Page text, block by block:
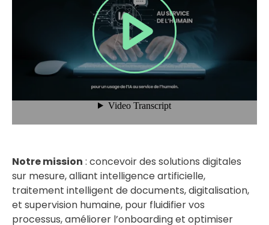
Notre mission : concevoir des solutions digitales
sur mesure, alliant intelligence artificielle,
traitement intelligent de documents, digitalisation,
et supervision humaine, pour fluidifier vos
processus, améliorer l’onboarding et optimiser